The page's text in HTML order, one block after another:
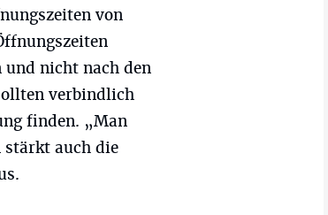
von
und nicht nach den
verbindlich
finden. „Man
stärkt auch die